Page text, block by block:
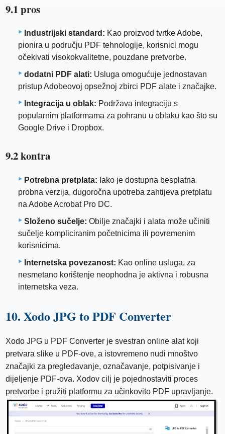
9.1 pros
Industrijski standard: Kao proizvod tvrtke Adobe,
pionira u području PDF tehnologije, korisnici mogu
očekivati ​​visokokvalitetne, pouzdane pretvorbe.
dodatni PDF alati: Usluga omogućuje jednostavan
pristup Adobeovoj opsežnoj zbirci PDF alate i značajke.
Integracija u oblak: Podržava integraciju s
popularnim platformama za pohranu u oblaku kao što su
Google Drive i Dropbox.
9.2 kontra
Potrebna pretplata: Iako je dostupna besplatna
probna verzija, dugoročna upotreba zahtijeva pretplatu
na Adobe Acrobat Pro DC.
Složeno sučelje: Obilje značajki i alata može učiniti
sučelje kompliciranim početnicima ili povremenim
korisnicima.
Internetska povezanost: Kao online usluga, za
nesmetano korištenje neophodna je aktivna i robusna
internetska veza.
10. Xodo JPG to PDF Converter
Xodo JPG u PDF Converter je svestran online alat koji
pretvara slike u PDF-ove, a istovremeno nudi mnoštvo
značajki za pregledavanje, označavanje, potpisivanje i
dijeljenje PDF-ova. Xodov cilj je pojednostaviti proces
pretvorbe i pružiti platformu za učinkovito PDF upravljanje.